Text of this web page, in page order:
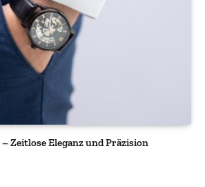
Zeitlose Eleganz und Präzision